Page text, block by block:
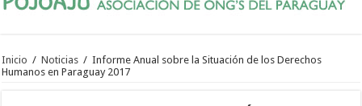
Inicio / Noticias / Informe Anual sobre la Situación de los Derechos
Humanos en Paraguay 2017